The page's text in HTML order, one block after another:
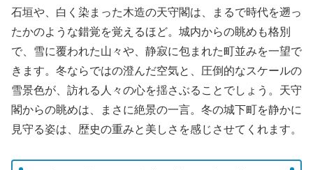
石垣や、白く染まった木造の天守閣は、まるで時代を遡っ
たかのような錯覚を覚えるほど。城内からの眺めも格別
で、雪に覆われた山々や、静寂に包まれた町並みを一望で
きます。冬ならではの澄んだ空気と、圧倒的なスケールの
雪景色が、訪れる人々の心を揺さぶることでしょう。天守
閣からの眺めは、まさに絶景の一言。冬の城下町を静かに
見守る姿は、歴史の重みと美しさを感じさせてくれます。